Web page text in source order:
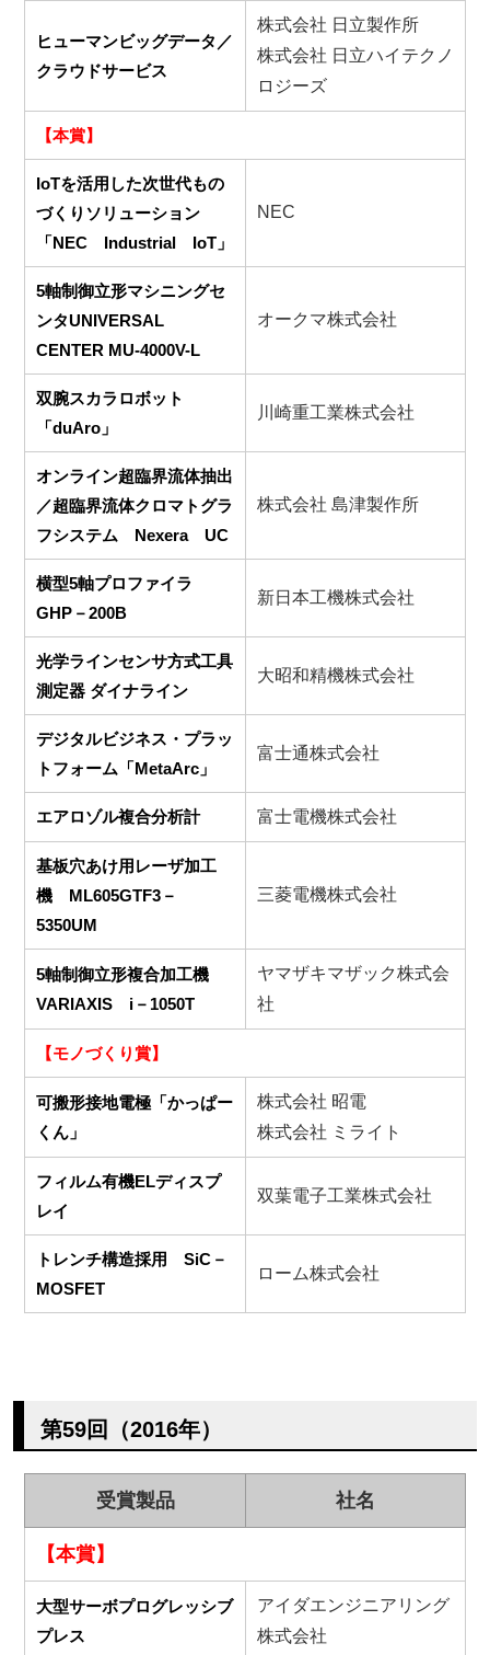
ヒューマンビッグデータ／
クラウドサービス
株式会社 日立製作所
株式会社 日立ハイテクノ
ロジーズ
【本賞】
IoTを活用した次世代もの
づくりソリューション
「NEC Industrial IoT」
NEC
5軸制御立形マシニングセ
ンタUNIVERSAL
CENTER MU-4000V-L
オークマ株式会社
双腕スカラロボット
「duAro」
川崎重工業株式会社
オンライン超臨界流体抽出
／超臨界流体クロマトグラ
フシステム Nexera UC
株式会社 島津製作所
横型5軸プロファイラ
GHP－200B
新日本工機株式会社
光学ラインセンサ方式工具
測定器 ダイナライン
大昭和精機株式会社
デジタルビジネス・プラッ
トフォーム「MetaArc」
富士通株式会社
エアロゾル複合分析計 富士電機株式会社
基板穴あけ用レーザ加工
機 ML605GTF3－
5350UM
三菱電機株式会社
5軸制御立形複合加工機
VARIAXIS i－1050T
ヤマザキマザック株式会
社
【モノづくり賞】
可搬形接地電極「かっぱー
くん」
株式会社 昭電
株式会社 ミライト
フィルム有機ELディスプ
レイ
双葉電子工業株式会社
トレンチ構造採用 SiC－
MOSFET
ローム株式会社
第59回（2016年）
受賞製品 社名
【本賞】
大型サーボプログレッシブ
プレス
アイダエンジニアリング
株式会社